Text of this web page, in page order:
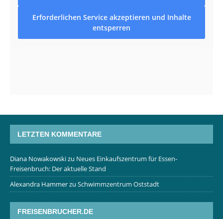
Erforderlichen Service akzeptieren und Inhalte
entsperren
LETZTEN KOMMENTARE
Diana Nowakowskizu Neues Einkaufszentrum für Essen-
Freisenbruch: Der aktuelle Stand
Alexandra Hammerzu Schwimmzentrum Oststadt
FREISENBRUCHER.DE